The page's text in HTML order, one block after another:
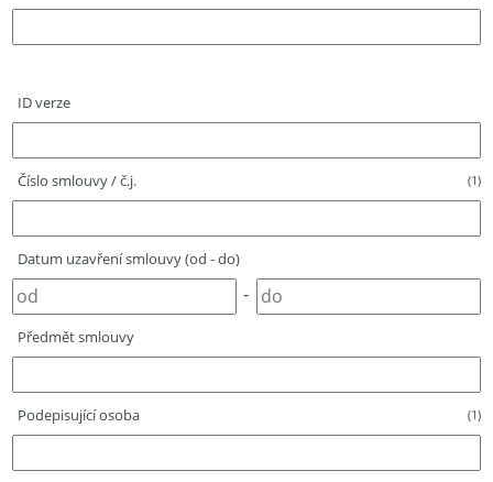
ID verze
Číslo smlouvy / č.j. (1)
Datum uzavření smlouvy (od - do)
-
Předmět smlouvy
Podepisující osoba (1)